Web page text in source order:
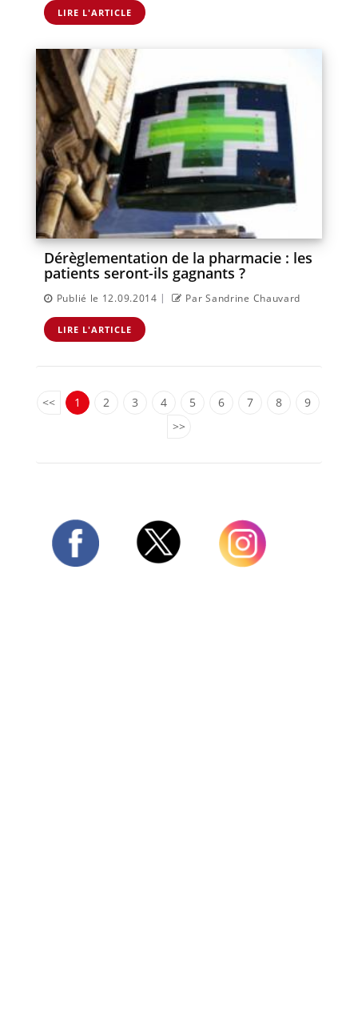
LIRE L'ARTICLE
Dérèglementation de la pharmacie : les
patients seront-ils gagnants ?
Publié le 12.09.2014 | Par Sandrine Chauvard
LIRE L'ARTICLE
<< 1 2 3 4 5 6 7 8
9
>>